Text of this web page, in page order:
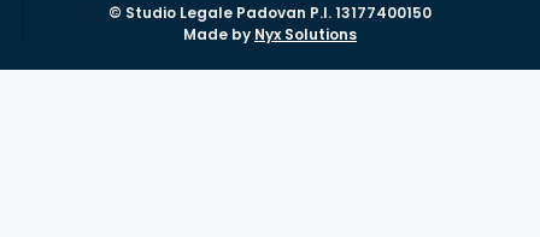
© Studio Legale Padovan P.I. 13177400150
Made by Nyx Solutions